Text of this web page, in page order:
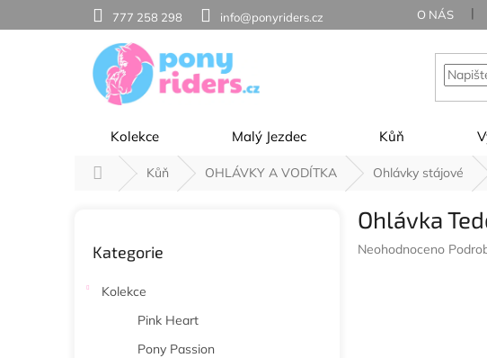
777 258 298 info@ponyriders.cz O NÁS
Kolekce Malý Jezdec Kůň
Domů Kůň OHLÁVKY A VODÍTKA Ohlávky stájové
kategorie
Kategorie
Kolekce
Pink Heart
Pony Passion
Ohlávka
Průměrné
Neohodnoceno